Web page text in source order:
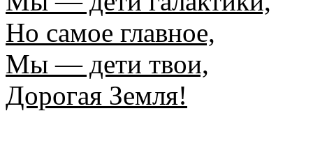
Но самое главное,
Мы — дети твои,
Дорогая Земля!